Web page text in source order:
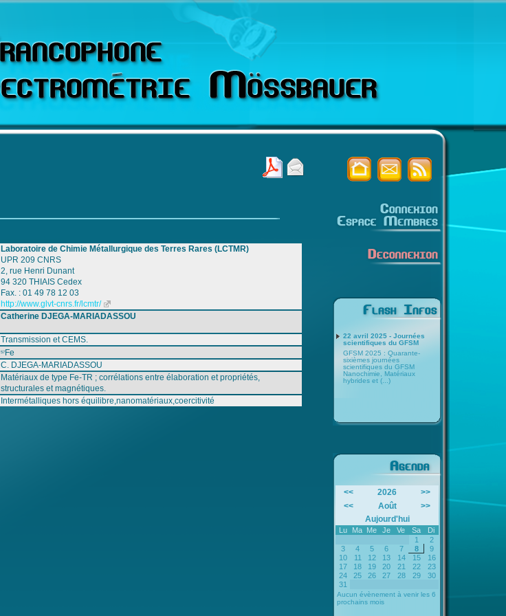
Laboratoire de Chimie Métallurgique des Terres Rares (LCTMR)
UPR 209 CNRS
2, rue Henri Dunant
94 320 THIAIS Cedex
Fax. : 01 49 78 12 03
http://www.glvt-cnrs.fr/lcmtr/
Catherine DJEGA-MARIADASSOU
Transmission et CEMS.
57Fe
C. DJEGA-MARIADASSOU
Matériaux de type Fe-TR ; corrélations entre élaboration et propriétés,
structurales et magnétiques.
Intermétalliques hors équilibre,nanomatériaux,coercitivité
22 avril 2025 - Journées
scientifiques du GFSM
GFSM 2025 : Quarante-
sixièmes journées
scientifiques du GFSM
Nanochimie, Matériaux
hybrides et (...)
<< 2026
>>
<<
Août
>>
Aujourd'hui
Lu Ma Me Je Ve Sa
Di
1
2
3
4 5 6 7 8
9
10
11 12 13 14 15
16
17
18 19 20 21 22
23
24
25 26 27 28 29
30
31
Aucun évènement à venir les 6
prochains mois